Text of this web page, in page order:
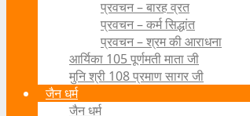
प्रवचन – बारह व्रत
प्रवचन – कर्म सिद्धांत
प्रवचन – श्रम की आराधना
आर्यिका 105 पूर्णमती माता जी
मुनि श्री 108 प्रमाण सागर जी
जैन धर्म
जैन धर्म